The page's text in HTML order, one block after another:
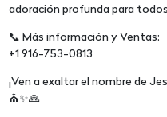
adoración profunda para
📞 Más información y Ventas:
+1 916-753-0813
¡Ven a exaltar el nombre de
⛪✨🙏